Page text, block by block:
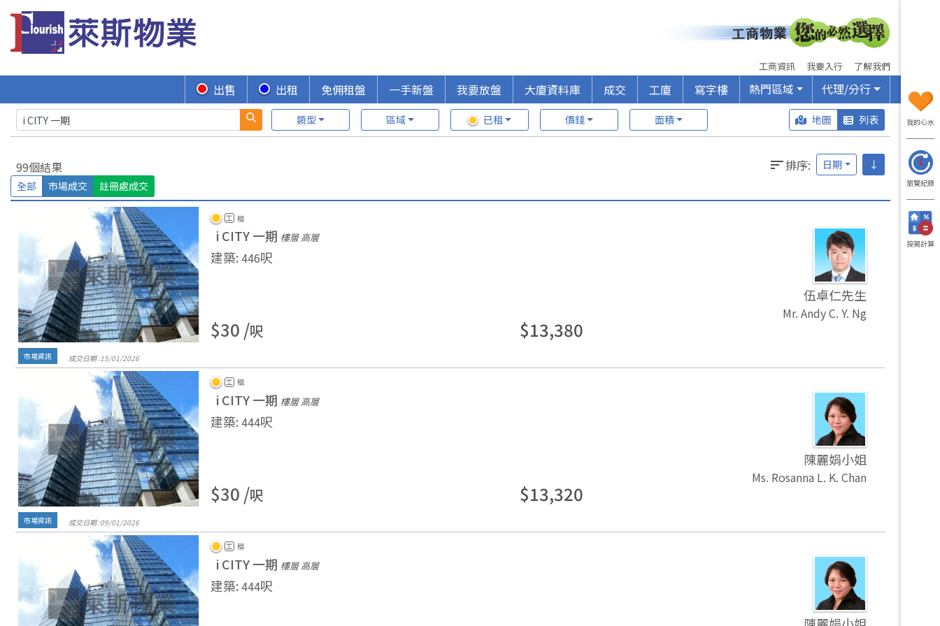
工商資訊 我要入行 了解我們
出售 出租 免佣租盤 一手新盤 我要放盤 大廈資料庫 成交 工廈 寫字樓 熱門區域 代理/分行
類型 區域 已租 價錢 面積 地圖 列表
99個結果 排序: 日期
↓
全部
市場成交 註冊處成交
工 租
i CITY 一期 樓層 高層
建築: 446呎
$30 /呎 $13,380
伍卓仁先生
Mr. Andy C. Y. Ng
市場資訊 成交日期 : 15/01/2026
工 租
i CITY 一期 樓層 高層
建築: 444呎
$30 /呎 $13,320
陳麗娟小姐
Ms. Rosanna L. K. Chan
市場資訊 成交日期 :09/01/2026
工 租
i CITY 一期 樓層 高層
建築: 444呎
我的心水
瀏覽紀錄
按揭計算